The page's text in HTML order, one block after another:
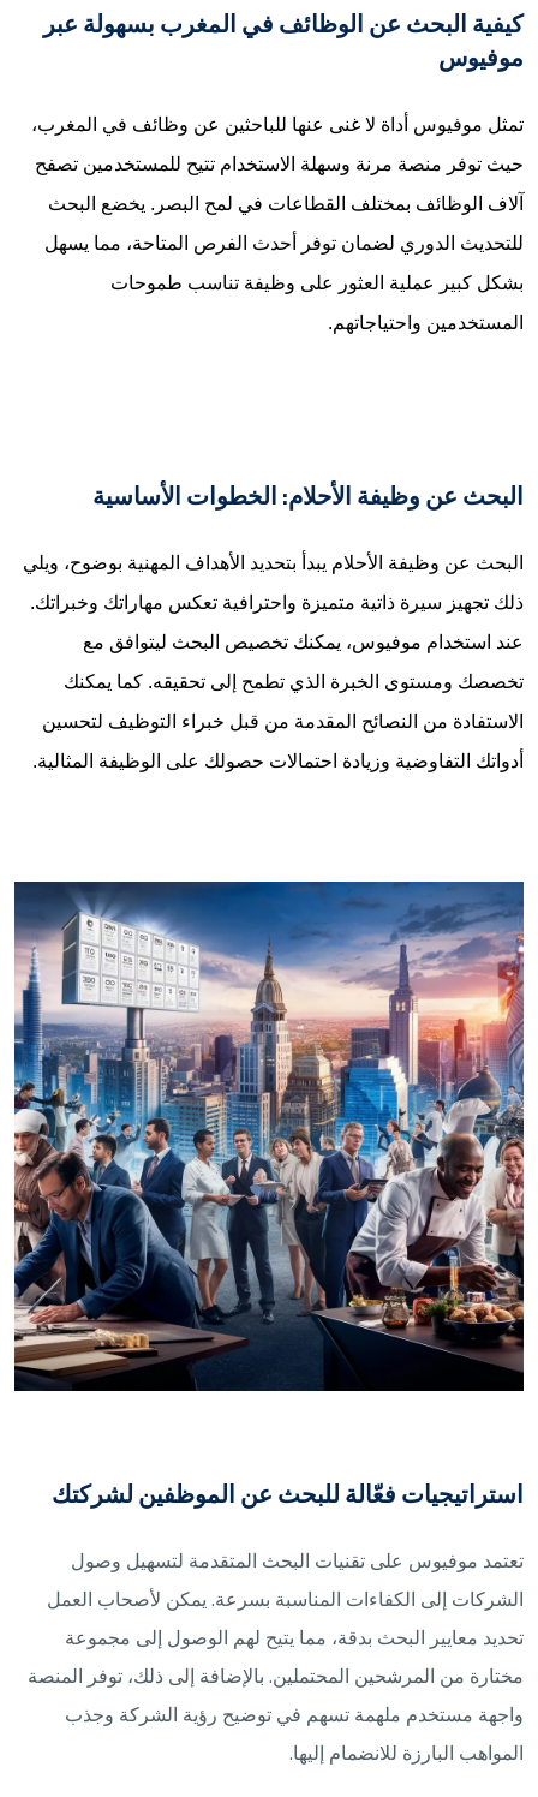
كيفية البحث عن الوظائف في المغرب بسهولة عبر
موفيوس
تمثل موفيوس أداة لا غنى عنها للباحثين عن وظائف في المغرب،
حيث توفر منصة مرنة وسهلة الاستخدام تتيح للمستخدمين تصفح
آلاف الوظائف بمختلف القطاعات في لمح البصر. يخضع البحث
للتحديث الدوري لضمان توفر أحدث الفرص المتاحة، مما يسهل
بشكل كبير عملية العثور على وظيفة تناسب طموحات
المستخدمين واحتياجاتهم.
البحث عن وظيفة الأحلام: الخطوات الأساسية
البحث عن وظيفة الأحلام يبدأ بتحديد الأهداف المهنية بوضوح، ويلي
ذلك تجهيز سيرة ذاتية متميزة واحترافية تعكس مهاراتك وخبراتك.
عند استخدام موفيوس، يمكنك تخصيص البحث ليتوافق مع
تخصصك ومستوى الخبرة الذي تطمح إلى تحقيقه. كما يمكنك
الاستفادة من النصائح المقدمة من قبل خبراء التوظيف لتحسين
أدواتك التفاوضية وزيادة احتمالات حصولك على الوظيفة المثالية.
استراتيجيات فعّالة للبحث عن الموظفين لشركتك
تعتمد موفيوس على تقنيات البحث المتقدمة لتسهيل وصول
الشركات إلى الكفاءات المناسبة بسرعة. يمكن لأصحاب العمل
تحديد معايير البحث بدقة، مما يتيح لهم الوصول إلى مجموعة
مختارة من المرشحين المحتملين. بالإضافة إلى ذلك، توفر المنصة
واجهة مستخدم ملهمة تسهم في توضيح رؤية الشركة وجذب
المواهب البارزة للانضمام إليها.